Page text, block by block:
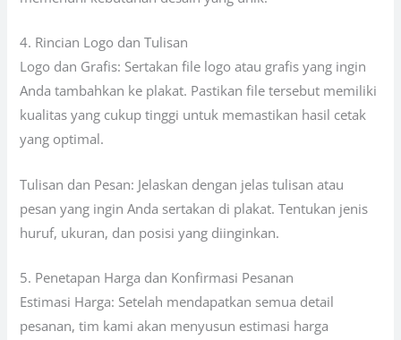
4. Rincian Logo dan Tulisan
Logo dan Grafis: Sertakan file logo atau grafis yang ingin
Anda tambahkan ke plakat. Pastikan file tersebut memiliki
kualitas yang cukup tinggi untuk memastikan hasil cetak
yang optimal.
Tulisan dan Pesan: Jelaskan dengan jelas tulisan atau
pesan yang ingin Anda sertakan di plakat. Tentukan jenis
huruf, ukuran, dan posisi yang diinginkan.
5. Penetapan Harga dan Konfirmasi Pesanan
Estimasi Harga: Setelah mendapatkan semua detail
pesanan, tim kami akan menyusun estimasi harga